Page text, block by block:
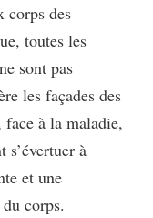
corps des
toutes les
sont pas
les façades des
à la maladie,
à
et une
corps.